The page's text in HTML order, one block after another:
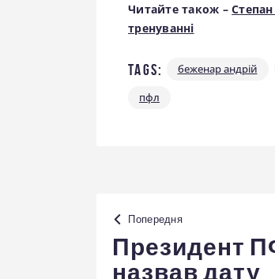
Читайте також –
тренуванні
Tags: беженар андрій
пфл
Навігація
записів
Попередня
Президент
назвав дату